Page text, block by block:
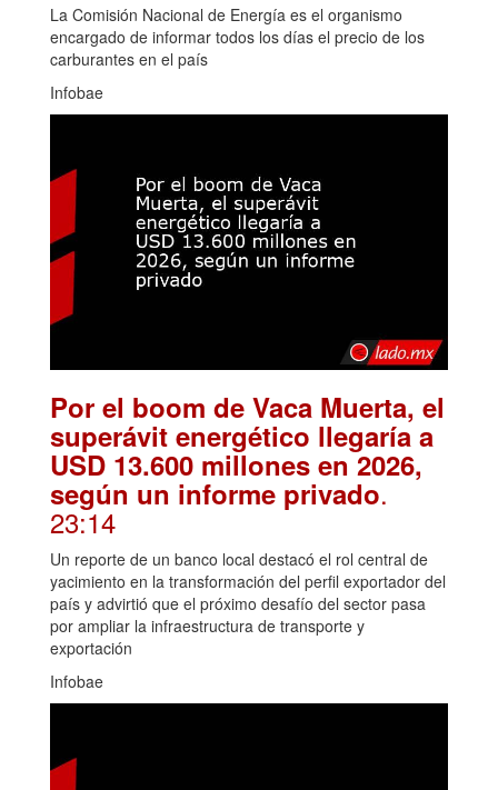
La Comisión Nacional de Energía es el organismo
encargado de informar todos los días el precio de los
carburantes en el país
Infobae
Por el boom de Vaca Muerta, el
superávit energético llegaría a
USD 13.600 millones en 2026,
según un informe privado.
23:14
Un reporte de un banco local destacó el rol central de
yacimiento en la transformación del perfil exportador del
país y advirtió que el próximo desafío del sector pasa
por ampliar la infraestructura de transporte y
exportación
Infobae